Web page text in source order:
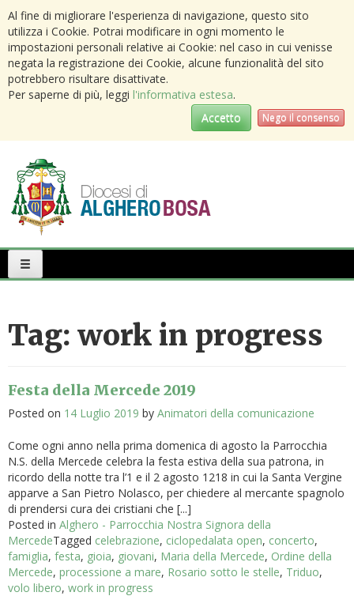
Al fine di migliorare l'esperienza di navigazione, questo sito
utilizza i Cookie. Potrai modificare in ogni momento le
impostazioni personali relative ai Cookie: nel caso in cui venisse
negata la registrazione dei Cookie, alcune funzionalità del sito
potrebbero risultare disattivate.
Per saperne di più, leggi l'informativa estesa.
Accetto
Nego il consenso
Menu
Tag: work in progress
Festa della Mercede 2019
Posted on 14 Luglio 2019 by Animatori della comunicazione
Come ogni anno nella prima domenica di agosto la Parrocchia
N.S. della Mercede celebra la festa estiva della sua patrona, in
ricordo della notte tra l’1 e il 2 agosto 1218 in cui la Santa Vergine
apparve a San Pietro Nolasco, per chiedere al mercante spagnolo
di prendersi cura dei cristiani che [...]
Posted in Alghero - Parrocchia Nostra Signora della
MercedeTagged celebrazione, ciclopedalata open, concerto,
famiglia, festa, gioia, giovani, Maria della Mercede, Ordine della
Mercede, processione a mare, Rosario sotto le stelle, Triduo,
volo libero, work in progress